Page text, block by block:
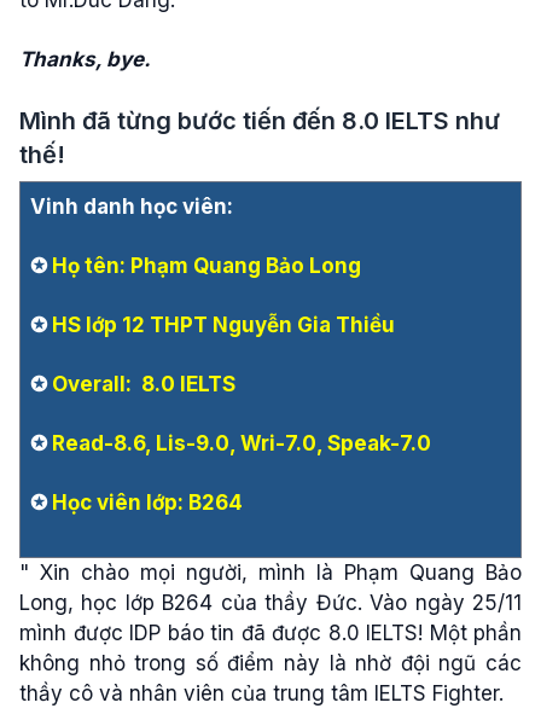
Thanks, bye.
Mình đã từng bước tiến đến 8.0 IELTS như
thế!
Vinh danh học viên:
✪ Họ tên: Phạm Quang Bảo Long
✪ HS lớp 12 THPT Nguyễn Gia Thiều
✪Overall: 8.0 IELTS
✪Read-8.6, Lis-9.0, Wri-7.0, Speak-7.0
✪Học viên lớp: B264
" Xin chào mọi người, mình là Phạm Quang Bảo
Long, học lớp B264 của thầy Đức. Vào ngày 25/11
mình được IDP báo tin đã được 8.0 IELTS! Một phần
không nhỏ trong số điểm này là nhờ đội ngũ các
thầy cô và nhân viên của trung tâm IELTS Fighter.